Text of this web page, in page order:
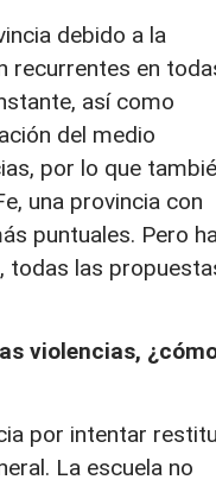
debido a la
recurrentes en
así como
del medio
por lo que
una provincia con
puntuales. Pero
todas las
violencias,
por intentar
La escuela no